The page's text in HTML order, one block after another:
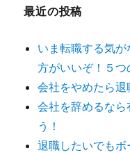
最近の投稿
いま転職する気
方がいいぞ！５つ
会社をやめたら退
会社を辞めるなら
う！
退職したいでもボ